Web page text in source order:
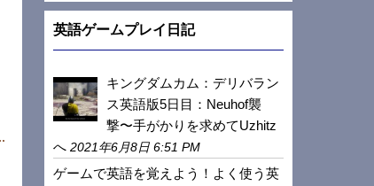
英語ゲームプレイ日記
キングダムカム：デリバラン
ス英語版5日目：Neuhof襲
撃〜手がかりを求めてUzhitz
へ 2021年6月8日 6:51 PM
ゲームで英語を覚えよう！よく使う英